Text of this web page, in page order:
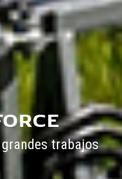
trabajos